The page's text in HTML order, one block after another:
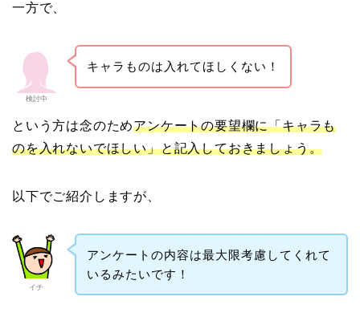
一方で、
検討中
キャラものは入れてほしくない！
という方は念のためアンケートの要望欄に「キャラも
のを入れないでほしい」と記入しておきましょう。
以下でご紹介しますが、
イチ
アンケートの内容は最大限考慮してくれて
いるみたいです！